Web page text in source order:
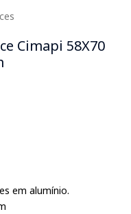
Cimapi 58X70
em alumínio.